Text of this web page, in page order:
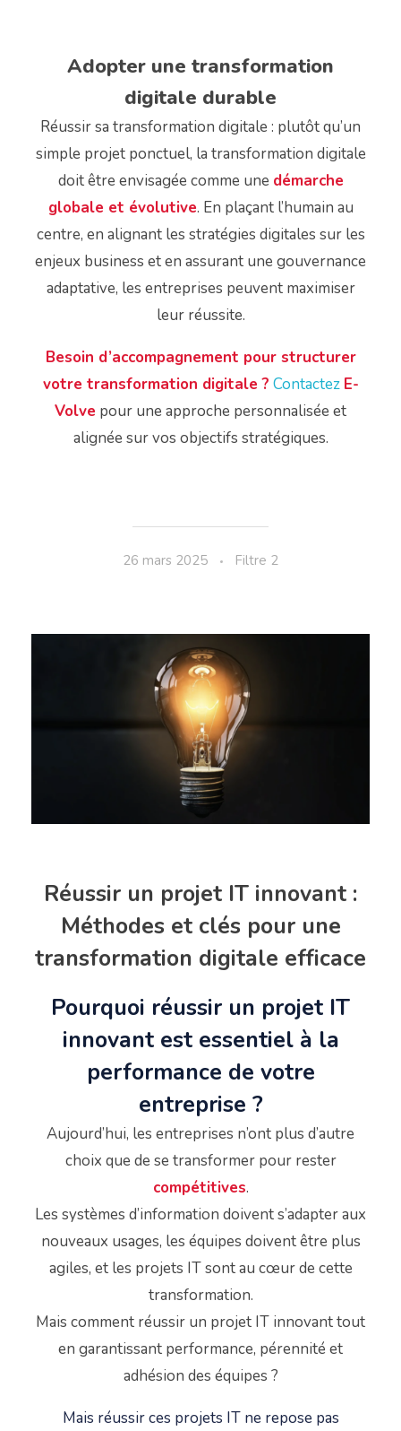
26 mars 2025 Filtre 2
Adopter une transformation
digitale durable
Réussir sa transformation digitale : plutôt qu’un
simple projet ponctuel, la transformation digitale
doit être envisagée comme une démarche
globale et évolutive. En plaçant l’humain au
centre, en alignant les stratégies digitales sur les
enjeux business et en assurant une gouvernance
adaptative, les entreprises peuvent maximiser
leur réussite.
Besoin d’accompagnement pour structurer
votre transformation digitale ? Contactez E-
Volve pour une approche personnalisée et
alignée sur vos objectifs stratégiques.
Réussir un projet IT innovant :
Méthodes et clés pour une
transformation digitale efficace
Pourquoi réussir un projet IT
innovant est essentiel à la
performance de votre
entreprise ?
Aujourd’hui, les entreprises n’ont plus d’autre
choix que de se transformer pour rester
compétitives.
Les systèmes d’information doivent s’adapter aux
nouveaux usages, les équipes doivent être plus
agiles, et les projets IT sont au cœur de cette
transformation.
Mais comment réussir un projet IT innovant tout
en garantissant performance, pérennité et
adhésion des équipes ?
Mais réussir ces projets IT ne repose pas